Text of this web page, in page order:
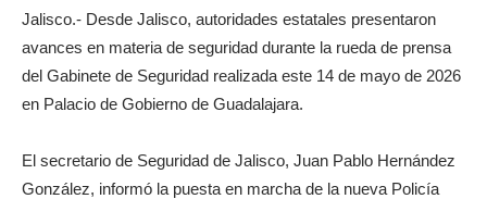
Jalisco.- Desde Jalisco, autoridades estatales presentaron
avances en materia de seguridad durante la rueda de prensa
del Gabinete de Seguridad realizada este 14 de mayo de 2026
en Palacio de Gobierno de Guadalajara.
El secretario de Seguridad de Jalisco, Juan Pablo Hernández
González, informó la puesta en marcha de la nueva Policía